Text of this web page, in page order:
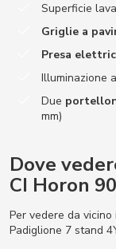
Superficie
Griglie a
Presa
Illuminazione
Due
mm)
Dove
CI Horon
Per vedere da
Padiglione 7 stand